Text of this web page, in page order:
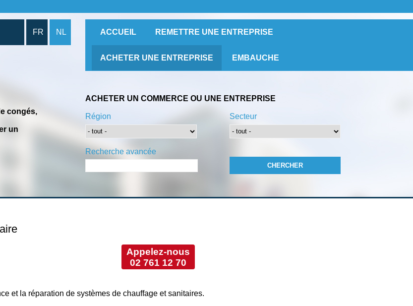
FR NL ACCUEIL REMETTRE UNE ENTREPRISE
ACHETER UNE ENTREPRISE EMBAUCHE
congés,
un
ACHETER UN COMMERCE OU UNE ENTREPRISE
Région
Recherche avancée
Secteur
Appelez-nous
02 761 12 70
et la réparation de systèmes de chauffage et sanitaires.